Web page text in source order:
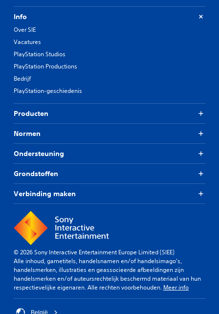
Info
Over SIE
Vacatures
PlayStation Studios
PlayStation Productions
Bedrijf
PlayStation-geschiedenis
Producten
Normen
Ondersteuning
Grondstoffen
Verbinding maken
© 2026 Sony Interactive Entertainment Europe Limited (SIEE)
Alle inhoud, gametitels, handelsnamen en/of handelsimago's,
handelsmerken, illustraties en geassocieerde afbeeldingen zijn
handelsmerken en/of auteursrechtelijk beschermd materiaal van hun
respectievelijke eigenaren. Alle rechten voorbehouden. Meer info
België